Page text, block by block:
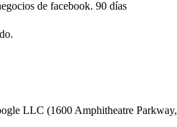
de facebook. 90 días
LLC (1600 Amphitheatre Parkway,